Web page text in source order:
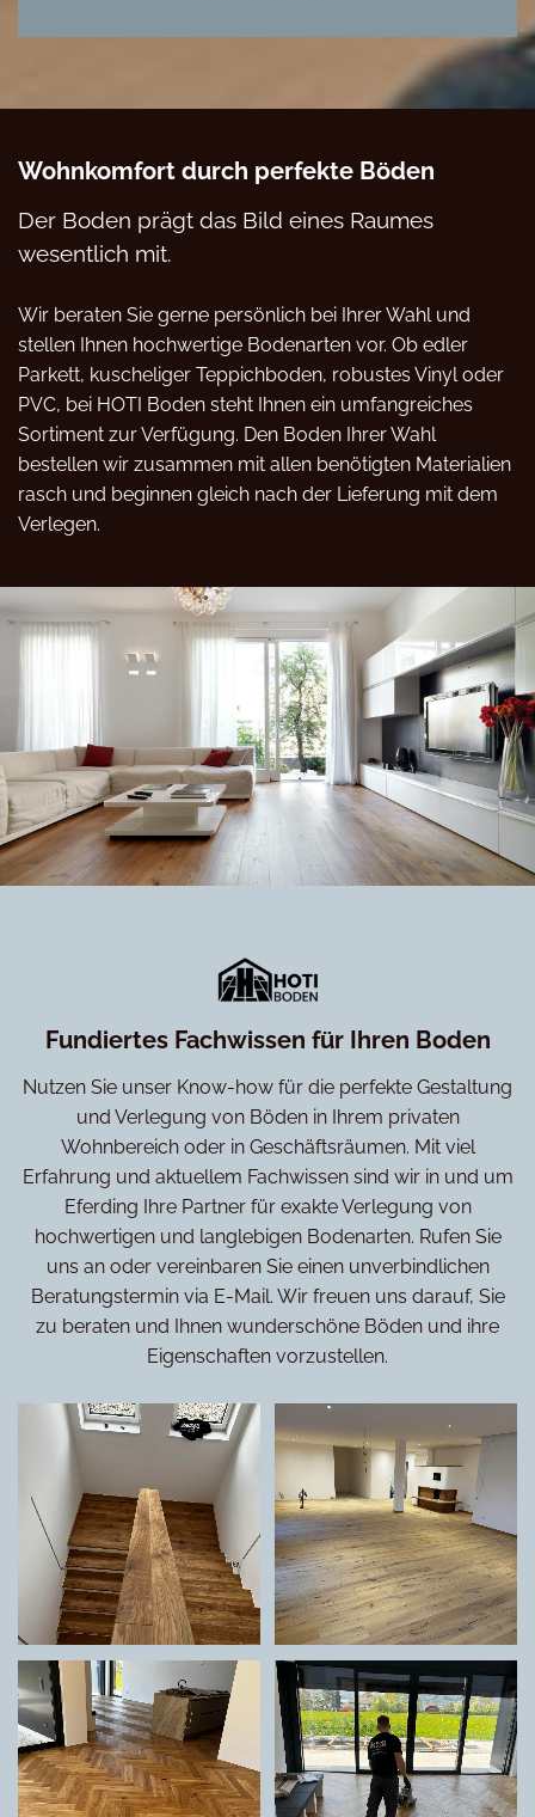
Wohnkomfort durch perfekte Böden
Der Boden prägt das Bild eines Raumes
wesentlich mit.
Wir beraten Sie gerne persönlich bei Ihrer Wahl und
stellen Ihnen hochwertige Bodenarten vor. Ob edler
Parkett, kuscheliger Teppichboden, robustes Vinyl oder
PVC, bei HOTI Boden steht Ihnen ein umfangreiches
Sortiment zur Verfügung. Den Boden Ihrer Wahl
bestellen wir zusammen mit allen benötigten Materialien
rasch und beginnen gleich nach der Lieferung mit dem
Verlegen.
Fundiertes Fachwissen für Ihren Boden
Nutzen Sie unser Know-how für die perfekte Gestaltung
und Verlegung von Böden in Ihrem privaten
Wohnbereich oder in Geschäftsräumen. Mit viel
Erfahrung und aktuellem Fachwissen sind wir in und um
Eferding Ihre Partner für exakte Verlegung von
hochwertigen und langlebigen Bodenarten. Rufen Sie
uns an oder vereinbaren Sie einen unverbindlichen
Beratungstermin via E-Mail. Wir freuen uns darauf, Sie
zu beraten und Ihnen wunderschöne Böden und ihre
Eigenschaften vorzustellen.